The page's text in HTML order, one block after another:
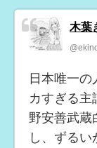
木葉
日本唯一
カすぎる主
野安善武蔵
し、ずるい